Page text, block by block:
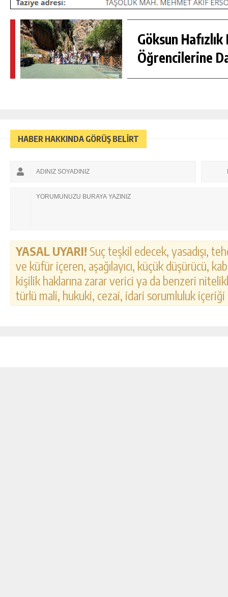
Göksun Hafızlık
Öğrencilerine
HABER HAKKINDA GÖRÜŞ BELİRT
YASAL UYARI! Suç teşkil edecek, yasadışı,
ve küfür içeren, aşağılayıcı, küçük düşürücü,
kişilik haklarına zarar verici ya da benzeri
türlü mali, hukuki, cezai, idari sorumluluk
GÜNLÜK HABER AKIŞI
GÖKSUN HAFIZLIK KIZ KUR’AN KURSU
ÖĞRENCILERINE DARENDE GEZISI.